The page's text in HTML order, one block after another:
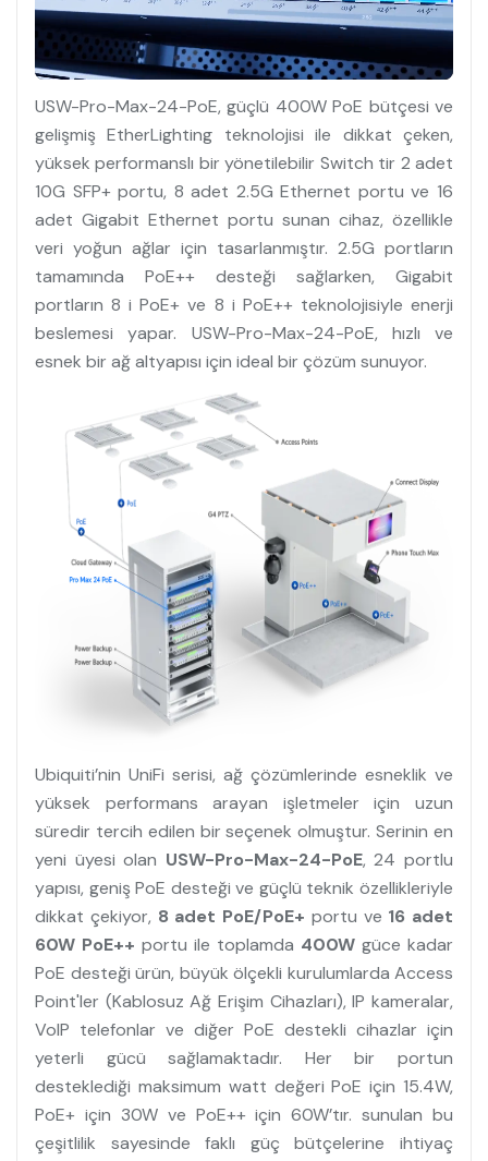
USW-Pro-Max-24-PoE, güçlü 400W PoE bütçesi ve
gelişmiş EtherLighting teknolojisi ile dikkat çeken,
yüksek performanslı bir yönetilebilir Switch tir 2 adet
10G SFP+ portu, 8 adet 2.5G Ethernet portu ve 16
adet Gigabit Ethernet portu sunan cihaz, özellikle
veri yoğun ağlar için tasarlanmıştır. 2.5G portların
tamamında PoE++ desteği sağlarken, Gigabit
portların 8 i PoE+ ve 8 i PoE++ teknolojisiyle enerji
beslemesi yapar. USW-Pro-Max-24-PoE, hızlı ve
esnek bir ağ altyapısı için ideal bir çözüm sunuyor.
Ubiquiti’nin UniFi serisi, ağ çözümlerinde esneklik ve
yüksek performans arayan işletmeler için uzun
süredir tercih edilen bir seçenek olmuştur. Serinin en
yeni üyesi olan USW-Pro-Max-24-PoE, 24 portlu
yapısı, geniş PoE desteği ve güçlü teknik özellikleriyle
dikkat çekiyor, 8 adet PoE/PoE+ portu ve 16 adet
60W PoE++ portu ile toplamda 400W güce kadar
PoE desteği ürün, büyük ölçekli kurulumlarda Access
Point'ler (Kablosuz Ağ Erişim Cihazları), IP kameralar,
VoIP telefonlar ve diğer PoE destekli cihazlar için
yeterli gücü sağlamaktadır. Her bir portun
desteklediği maksimum watt değeri PoE için 15.4W,
PoE+ için 30W ve PoE++ için 60W’tır. sunulan bu
çeşitlilik sayesinde faklı güç bütçelerine ihtiyaç